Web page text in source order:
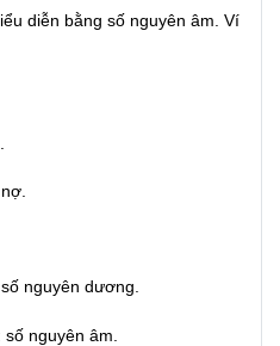
diễn bằng số nguyên âm. Ví
nguyên dương.
nguyên âm.